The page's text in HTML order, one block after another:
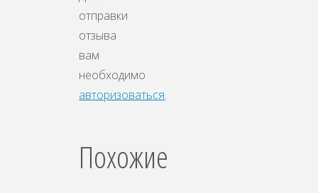
отправки
отзыва
вам
необходимо
авторизоваться.
Похожие